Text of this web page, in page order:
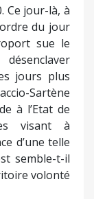
Ce jour-là, à
du jour
sue le
jours plus
Sartène
à l’Etat de
visant à
d’une telle
semble-t-il
volonté